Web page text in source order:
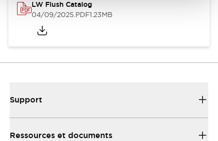
LW Flush Catalog
04/09/2025.PDF1.23MB
Support
Ressources et documents